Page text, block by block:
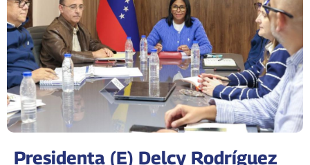
Presidenta (E) Delcy Rodríguez